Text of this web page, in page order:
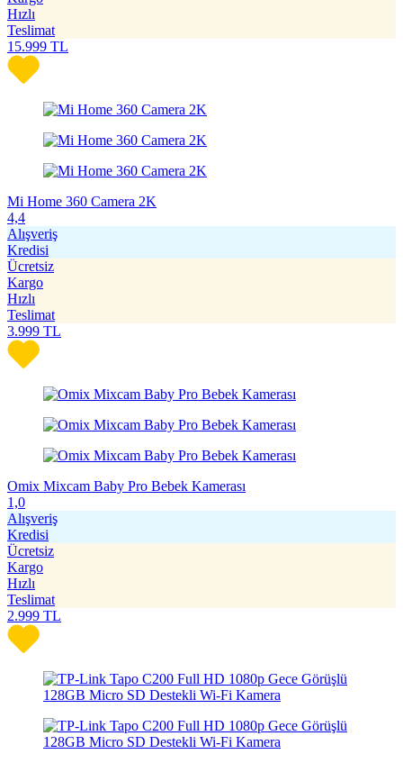
Hızlı
Teslimat
15.999 TL
Mi Home 360 Camera 2K
4,4
Alışveriş
Kredisi
Ücretsiz
Kargo
Hızlı
Teslimat
3.999 TL
Omix Mixcam Baby Pro Bebek Kamerası
1,0
Alışveriş
Kredisi
Ücretsiz
Kargo
Hızlı
Teslimat
2.999 TL